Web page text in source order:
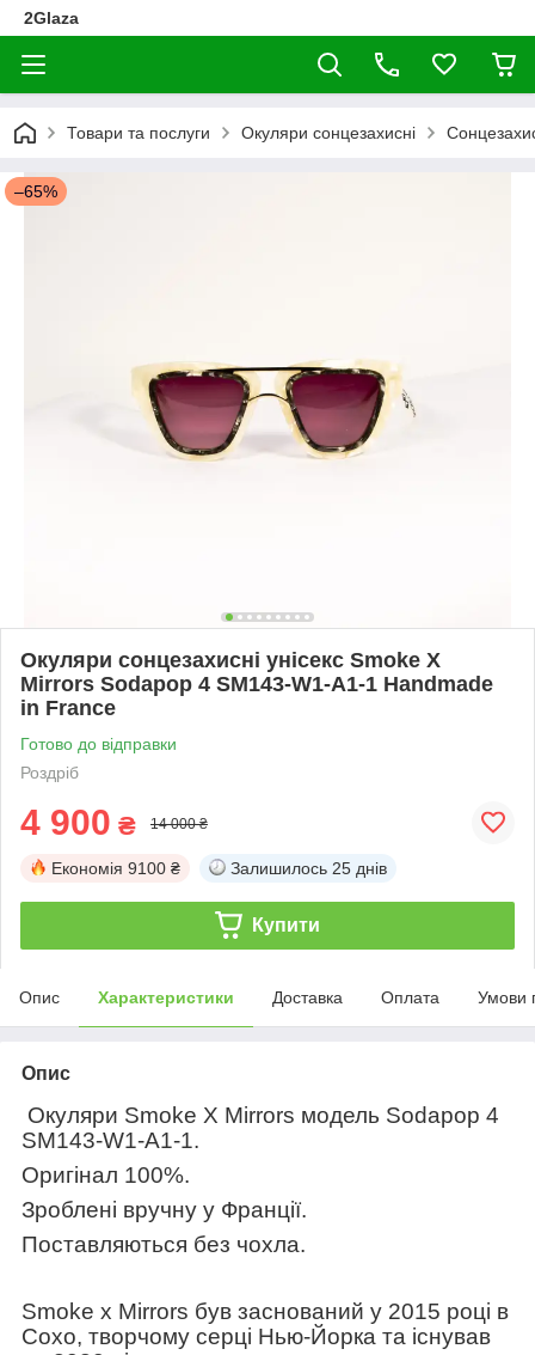
2Glaza
Товари та послуги Окуляри сонцезахисні
–65%
Окуляри сонцезахисні унісекс Smoke X
Mirrors Sodapop 4 SM143-W1-A1-1 Handmade
in France
Готово до відправки
Роздріб
4 900 ₴ 14 000 ₴
Економія 9100 ₴ Залишилось 25 днів
Купити
Опис Характеристики Доставка Оплата Умови
Опис
Окуляри Smoke X Mirrors модель Sodapop 4
SM143-W1-A1-1.
Оригінал 100%.
Зроблені вручну у Франції.
Поставляються без чохла.
Smoke x Mirrors був заснований у 2015 році в
Сохо, творчому серці Нью-Йорка та існував